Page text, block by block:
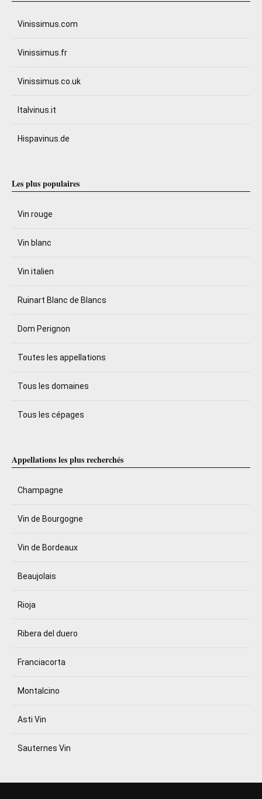
Vinissimus.com
Vinissimus.fr
Vinissimus.co.uk
Italvinus.it
Hispavinus.de
Les plus populaires
Vin rouge
Vin blanc
Vin italien
Ruinart Blanc de Blancs
Dom Perignon
Toutes les appellations
Tous les domaines
Tous les cépages
Appellations les plus recherchés
Champagne
Vin de Bourgogne
Vin de Bordeaux
Beaujolais
Rioja
Ribera del duero
Franciacorta
Montalcino
Asti Vin
Sauternes Vin